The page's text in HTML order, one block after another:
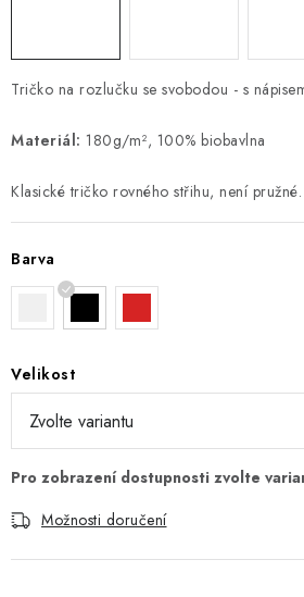
Tričko na rozlučku se svobodou - s
Materiál: 180g/m², 100% biobavlna
Klasické tričko rovného střihu, není pružné.
Barva
Velikost
Možnosti doručení